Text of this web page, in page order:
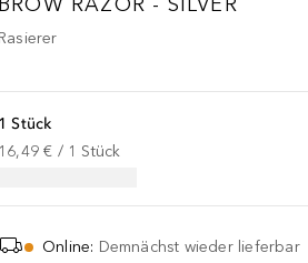
Rasierer
1 Stück
16,49 € / 1 Stück
Online: Demnächst wieder lieferbar